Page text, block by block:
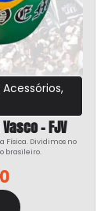
Acessórios,
– FJV
Física. Dividimos no
brasileiro.